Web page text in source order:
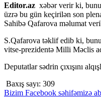
Editor.az xəbər verir ki,
üzrə bu gün keçirilən son
Sahibə Qafarova məlumat
S.Qafarova təklif edib ki,
vitse-prezidentə Milli Məclis
Deputatlar sədrin çıxışını
Baxış sayı: 309
Bizim Facebook səhifəmizə